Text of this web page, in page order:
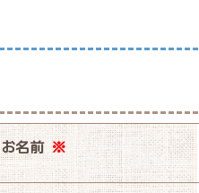
お名前 ※